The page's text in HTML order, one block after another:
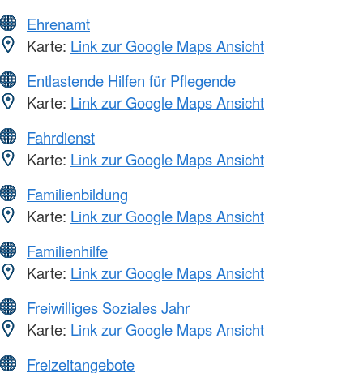
Ehrenamt
Karte: Link zur Google Maps Ansicht
Entlastende Hilfen für Pflegende
Karte: Link zur Google Maps Ansicht
Fahrdienst
Karte: Link zur Google Maps Ansicht
Familienbildung
Karte: Link zur Google Maps Ansicht
Familienhilfe
Karte: Link zur Google Maps Ansicht
Freiwilliges Soziales Jahr
Karte: Link zur Google Maps Ansicht
Freizeitangebote